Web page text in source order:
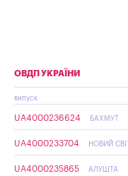
ОВДП УКРАЇНИ
випуск
UA4000236624 БАХМУТ
UA4000233704 НОВИЙ СВІТ
UA4000235865 АЛУШТА